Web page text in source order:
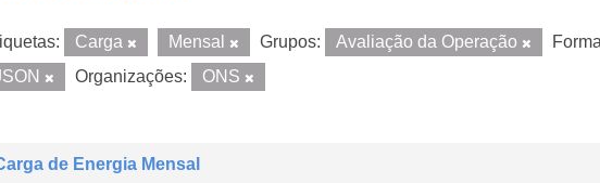
Carga Mensal Grupos: Avaliação da Operação
Organizações: ONS
de Energia Mensal